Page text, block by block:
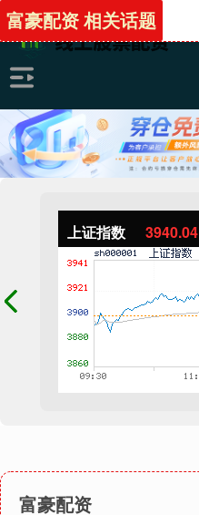
上证指数 3940.04
富豪配资
富豪配资 相关话题